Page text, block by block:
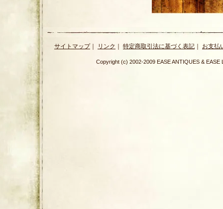
サイトマップ｜ リンク 特定商取引法に基づく表記 お支払
Copyright (c) 2002-2009 EASE ANTIQUES &